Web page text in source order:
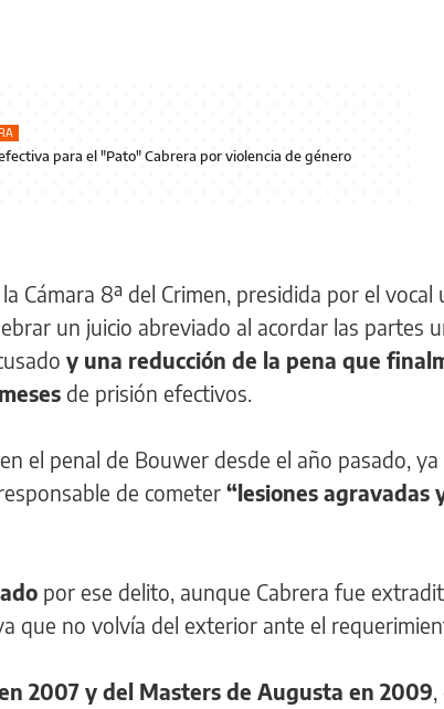
para el "Pato" Cabrera por violencia de género
Cámara 8ª del Crimen, presidida por el vocal
un juicio abreviado al acordar las partes
y una reducción de la pena que
de prisión efectivos.
el penal de Bouwer desde el año pasado,
de cometer “lesiones agravadas
por ese delito, aunque Cabrera fue
que no volvía del exterior ante el
2007 y del Masters de Augusta en 2009